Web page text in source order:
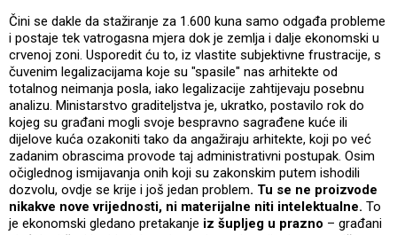
Čini se dakle da stažiranje za 1.600 kuna samo odgađa probleme
i postaje tek vatrogasna mjera dok je zemlja i dalje ekonomski u
crvenoj zoni. Usporedit ću to, iz vlastite subjektivne frustracije, s
čuvenim legalizacijama koje su "spasile" nas arhitekte od
totalnog neimanja posla, iako legalizacije zahtijevaju posebnu
analizu. Ministarstvo graditeljstva je, ukratko, postavilo rok do
kojeg su građani mogli svoje bespravno sagrađene kuće ili
dijelove kuća ozakoniti tako da angažiraju arhitekte, koji po već
zadanim obrascima provode taj administrativni postupak. Osim
očiglednog ismijavanja onih koji su zakonskim putem ishodili
dozvolu, ovdje se krije i još jedan problem. Tu se ne proizvode
nikakve nove vrijednosti, ni materijalne niti intelektualne. To
je ekonomski gledano pretakanje iz šupljeg u prazno – građani